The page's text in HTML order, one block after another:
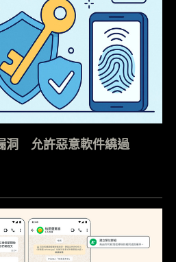
洞 允許惡意軟件繞過